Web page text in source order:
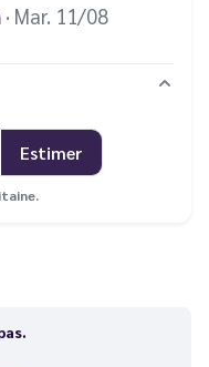
· Mar. 11/08
Estimer